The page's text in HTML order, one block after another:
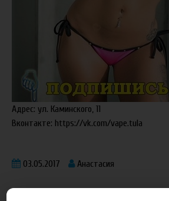
Адрес: ул. Каминского, 11
Вконтакте: https://vk.com/vape.tula
03.05.2017 Анастасия